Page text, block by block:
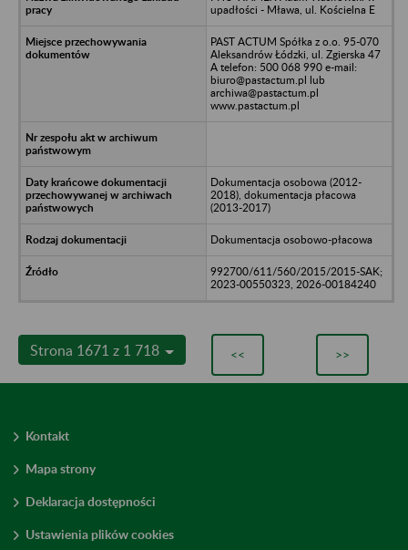
upadłości - Mława, ul. Kościelna E
PAST ACTUM Spółka z o.o. 95-070
Aleksandrów Łódzki, ul. Zgierska 47
A telefon: 500 068 990 e-mail:
biuro@pastactum.pl lub
archiwa@pastactum.pl
www.pastactum.pl
Dokumentacja osobowa (2012-
2018), dokumentacja płacowa
(2013-2017)
Dokumentacja osobowo-płacowa
992700/611/560/2015/2015-SAK;
2023-00550323, 2026-00184240
Strona 1671 z 1 718 << >>
Kontakt
Mapa strony
Deklaracja dostępności
Ustawienia plików cookies